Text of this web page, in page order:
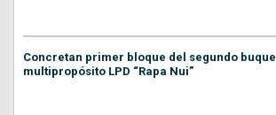
Concretan primer bloque del segundo buque
multipropósito LPD “Rapa Nui”